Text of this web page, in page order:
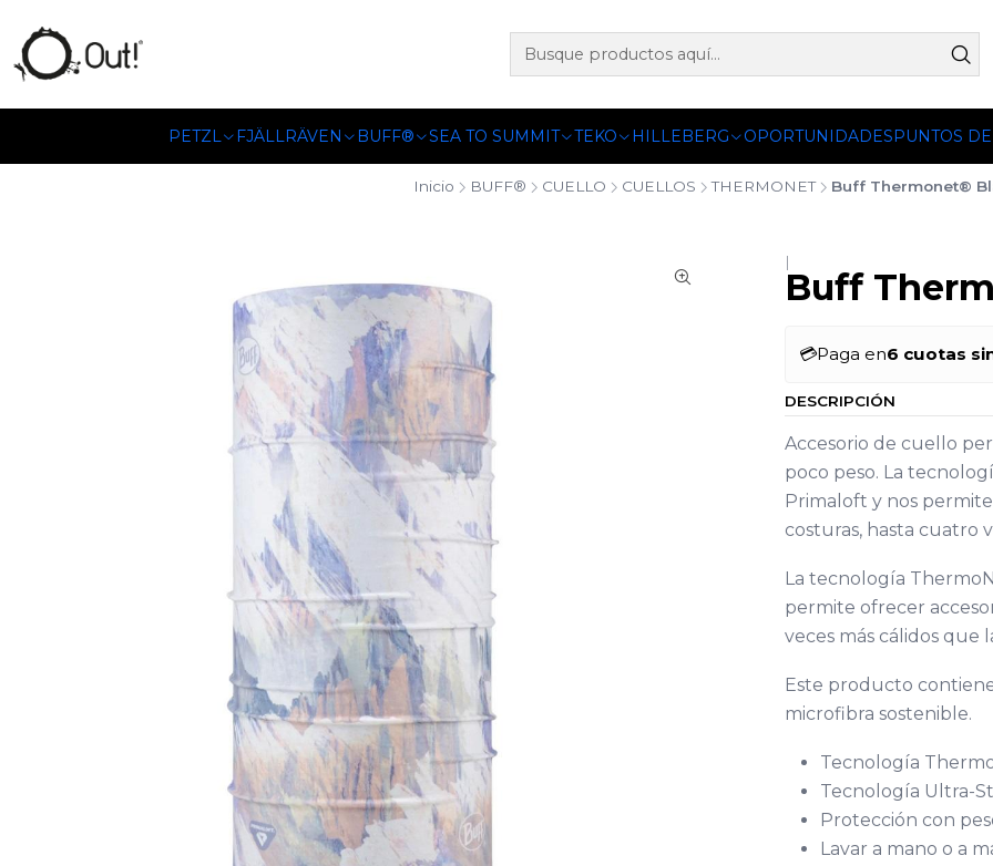
PETZL FJÄLLRÄVEN BUFF® SEA TO SUMMIT TEKO HILLEBERG OPORTUNIDADESPUNTOS
Inicio BUFF® CUELLO CUELLOS THERMONET Buff Thermonet®
|
Buff
💳Paga en6 cuotas
DESCRIPCIÓN
Accesorio de cuello
poco peso. La
Primaloft y nos
costuras, hasta cuatro
La tecnología
permite ofrecer
veces más cálidos que
Este producto
microfibra sostenible.
Tecnología
Tecnología Ultra-
Protección con
Lavar a mano o a